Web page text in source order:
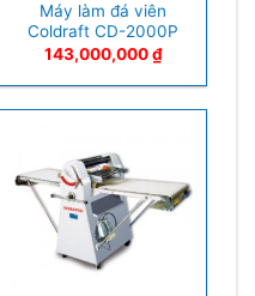
Máy làm đá viên
Coldraft CD-2000P
143,000,000₫